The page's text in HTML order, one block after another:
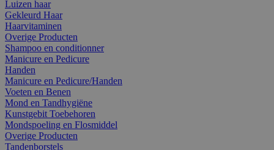
Luizen haar
Gekleurd Haar
Haarvitaminen
Overige Producten
Shampoo en conditionner
Manicure en Pedicure
Handen
Manicure en Pedicure/Handen
Voeten en Benen
Mond en Tandhygiëne
Kunstgebit Toebehoren
Mondspoeling en Flosmiddel
Overige Producten
Tandenborstels